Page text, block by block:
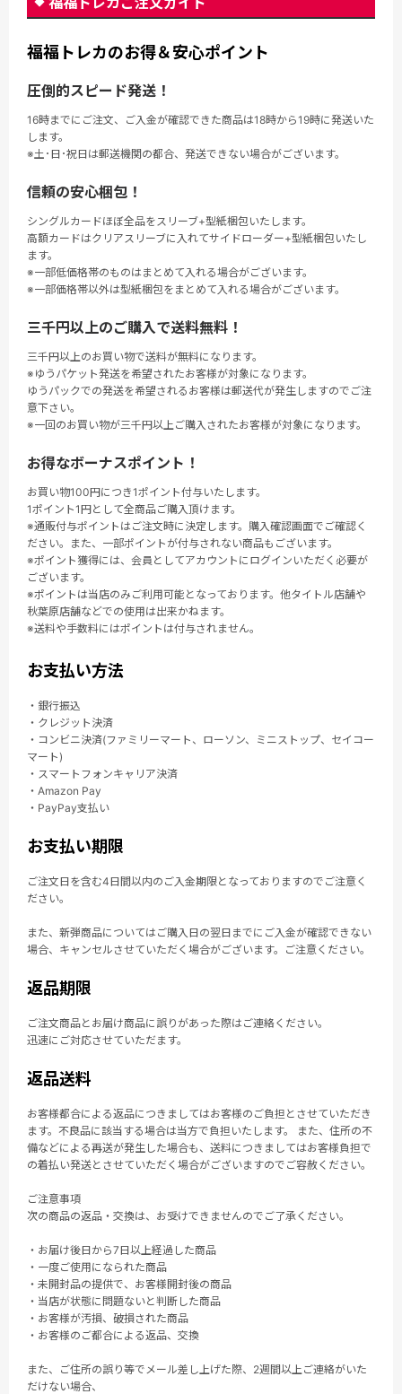
福福トレカのお得＆安心ポイント
圧倒的スピード発送！
16時までにご注文、ご入金が確認できた商品は18時から19時に発送いた
します。
※土･日･祝日は郵送機関の都合、発送できない場合がございます。
信頼の安心梱包！
シングルカードほぼ全品をスリーブ+型紙梱包いたします。
高額カードはクリアスリーブに入れてサイドローダー+型紙梱包いたし
ます。
※一部低価格帯のものはまとめて入れる場合がございます。
※一部価格帯以外は型紙梱包をまとめて入れる場合がございます。
三千円以上のご購入で送料無料！
三千円以上のお買い物で送料が無料になります。
※ゆうパケット発送を希望されたお客様が対象になります。
ゆうパックでの発送を希望されるお客様は郵送代が発生しますのでご注
意下さい。
※一回のお買い物が三千円以上ご購入されたお客様が対象になります。
お得なボーナスポイント！
お買い物100円につき1ポイント付与いたします。
1ポイント1円として全商品ご購入頂けます。
※通販付与ポイントはご注文時に決定します。購入確認画面でご確認く
ださい。また、一部ポイントが付与されない商品もございます。
※ポイント獲得には、会員としてアカウントにログインいただく必要が
ございます。
※ポイントは当店のみご利用可能となっております。他タイトル店舗や
秋葉原店舗などでの使用は出来かねます。
※送料や手数料にはポイントは付与されません。
お支払い方法
・銀行振込
・クレジット決済
・コンビニ決済(ファミリーマート、ローソン、ミニストップ、セイコー
マート)
・スマートフォンキャリア決済
・Amazon Pay
・PayPay支払い
お支払い期限
ご注文日を含む4日間以内のご入金期限となっておりますのでご注意く
ださい。
また、新弾商品についてはご購入日の翌日までにご入金が確認できない
場合、キャンセルさせていただく場合がございます。ご注意ください。
返品期限
ご注文商品とお届け商品に誤りがあった際はご連絡ください。
迅速にご対応させていただます。
返品送料
お客様都合による返品につきましてはお客様のご負担とさせていただき
ます。不良品に該当する場合は当方で負担いたします。 また、住所の不
備などによる再送が発生した場合も、送料につきましてはお客様負担で
の着払い発送とさせていただく場合がございますのでご容赦ください。
ご注意事項
次の商品の返品・交換は、お受けできませんのでご了承ください。
・お届け後日から7日以上経過した商品
・一度ご使用になられた商品
・未開封品の提供で、お客様開封後の商品
・当店が状態に問題ないと判断した商品
・お客様が汚損、破損された商品
・お客様のご都合による返品、交換
また、ご住所の誤り等でメール差し上げた際、2週間以上ご連絡がいた
だけない場合、